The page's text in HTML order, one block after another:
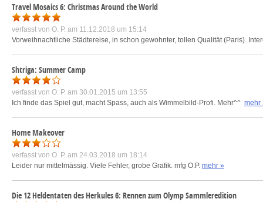
Travel Mosaics 6: Christmas Around the World
verfasst von O. P. am 11.12.2018 um 15:14
Vorweihnachtliche Städtereise, in schon gewohnter, tollen Qualität (Paris).
Shtriga: Summer Camp
verfasst von O. P. am 30.01.2015 um 13:55
Ich finde das Spiel gut, macht Spass, auch als Wimmelbild-Profi. Mehr^^ mehr
Home Makeover
verfasst von O. P. am 24.03.2018 um 18:14
Leider nur mittelmässig. Viele Fehler, grobe Grafik. mfg O.P. mehr »
Die 12 Heldentaten des Herkules 6: Rennen zum Olymp Sammleredition